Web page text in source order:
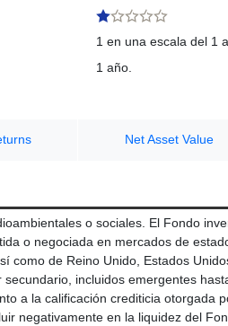
1 en una escala del 1
1 año.
Net Asset Value
o sociales. El Fondo
o negociada en mercados de
como de Reino Unido, Estados
incluidos emergentes
a la calificación crediticia otorgada
negativamente en la liquidez del